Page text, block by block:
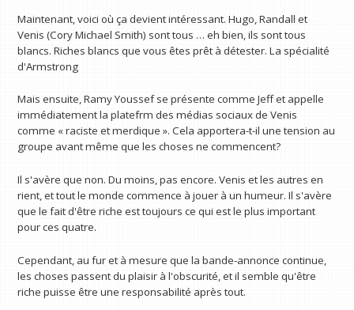
Maintenant, voici où ça devient intéressant. Hugo, Randall et
Venis (Cory Michael Smith) sont tous … eh bien, ils sont tous
blancs. Riches blancs que vous êtes prêt à détester. La spécialité
d'Armstrong
Mais ensuite, Ramy Youssef se présente comme Jeff et appelle
immédiatement la platefrm des médias sociaux de Venis
comme « raciste et merdique ». Cela apportera-t-il une tension au
groupe avant même que les choses ne commencent?
Il s'avère que non. Du moins, pas encore. Venis et les autres en
rient, et tout le monde commence à jouer à un humeur. Il s'avère
que le fait d'être riche est toujours ce qui est le plus important
pour ces quatre.
Cependant, au fur et à mesure que la bande-annonce continue,
les choses passent du plaisir à l'obscurité, et il semble qu'être
riche puisse être une responsabilité après tout.